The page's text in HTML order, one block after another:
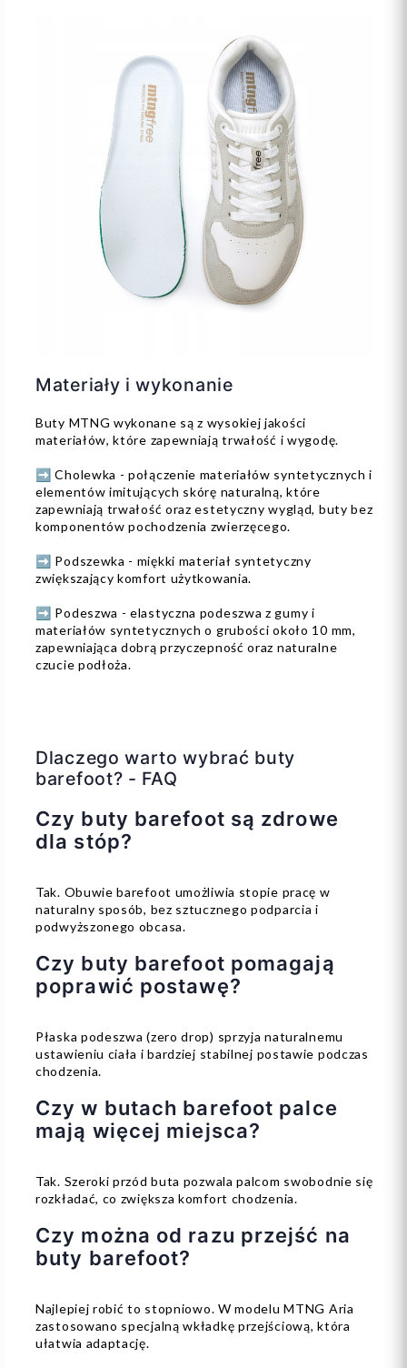
Materiały i wykonanie
Buty MTNG wykonane są z wysokiej jakości
materiałów, które zapewniają trwałość i wygodę.
➡️ Cholewka - połączenie materiałów syntetycznych i
elementów imitujących skórę naturalną, które
zapewniają trwałość oraz estetyczny wygląd, buty bez
komponentów pochodzenia zwierzęcego.
➡️ Podszewka - miękki materiał syntetyczny
zwiększający komfort użytkowania.
➡️ Podeszwa - elastyczna podeszwa z gumy i
materiałów syntetycznych o grubości około 10 mm,
zapewniająca dobrą przyczepność oraz naturalne
czucie podłoża.
Dlaczego warto wybrać buty
barefoot? - FAQ
Czy buty barefoot są zdrowe
dla stóp?
Tak. Obuwie barefoot umożliwia stopie pracę w
naturalny sposób, bez sztucznego podparcia i
podwyższonego obcasa.
Czy buty barefoot pomagają
poprawić postawę?
Płaska podeszwa (zero drop) sprzyja naturalnemu
ustawieniu ciała i bardziej stabilnej postawie podczas
chodzenia.
Czy w butach barefoot palce
mają więcej miejsca?
Tak. Szeroki przód buta pozwala palcom swobodnie się
rozkładać, co zwiększa komfort chodzenia.
Czy można od razu przejść na
buty barefoot?
Najlepiej robić to stopniowo. W modelu MTNG Aria
zastosowano specjalną wkładkę przejściową, która
ułatwia adaptację.